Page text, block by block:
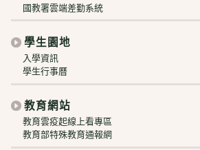
國教署雲端差勤系統
學生園地
入學資訊
學生行事曆
教育網站
教育雲疫起線上看專區
教育部特殊教育通報網